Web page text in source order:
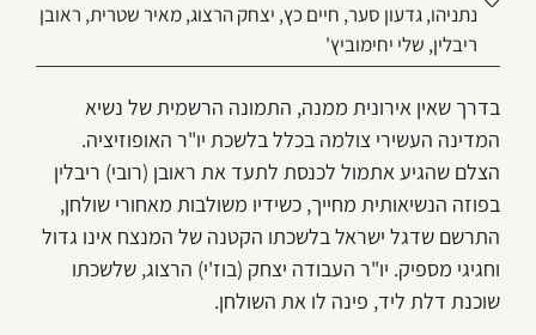
נתניהו,גדעון סער, חיים כץ, יצחק הרצוג,מאיר שטרית, ראובן
ריבלין, שלי יחימוביץ'
בדרך שאין אירונית ממנה, התמונה הרשמית של נשיא
המדינה העשירי צולמה בכלל בלשכת יו"ר האופוזיציה.
הצלם שהגיע אתמול לכנסת לתעד את ראובן (רובי) ריבלין
בפוזה הנשיאותית מחייך, כשידיו משולבות מאחורי שולחן,
התרשם שדגל ישראל בלשכתו הקטנה של המנצח אינו גדול
וחגיגי מספיק. יו"ר העבודה יצחק (בוז'י) הרצוג, שלשכתו
שוכנת דלת ליד, פינה לו את השולחן.